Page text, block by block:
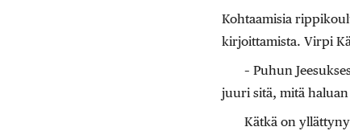
Kohtaamisia
kirjoittamista. Virpi
– Puhun
juuri sitä, mitä
Kätkä on